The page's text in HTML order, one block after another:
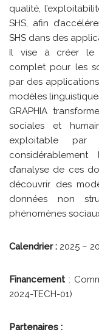
qualité,
SHS, afin
SHS dans des
Il vise à créer le
complet pour les
par des
modèles
GRAPHIA
sociales et
exploitable par
d’analyse de ces
découvrir des
données non
phénomènes
Calendrier : 2025 –
Financement :
2024-TECH-01)
Partenaires :